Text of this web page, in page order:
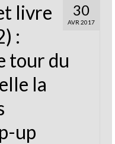
30
AVR 2017
livre
:
tour du
la
up